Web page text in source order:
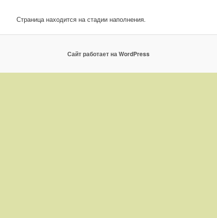
Страница находится на стадии наполнения.
Сайт работает на WordPress